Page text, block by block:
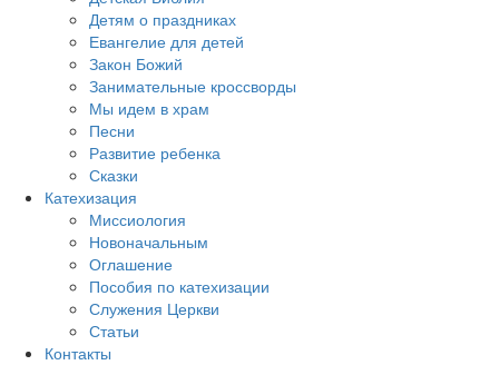
Детям о праздниках
Евангелие для детей
Закон Божий
Занимательные кроссворды
Мы идем в храм
Песни
Развитие ребенка
Сказки
Катехизация
Миссиология
Новоначальным
Оглашение
Пособия по катехизации
Служения Церкви
Статьи
Контакты